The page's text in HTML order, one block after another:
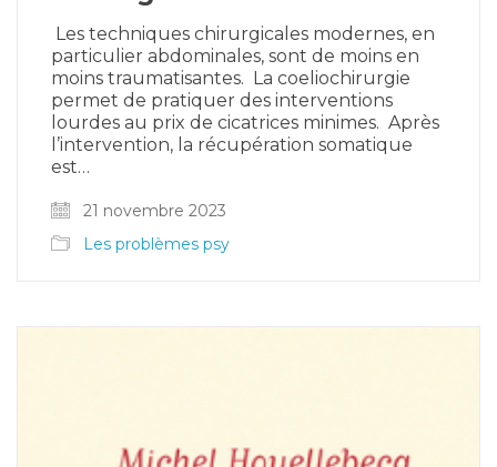
Les techniques chirurgicales modernes, en
particulier abdominales, sont de moins en
moins traumatisantes. La coeliochirurgie
permet de pratiquer des interventions
lourdes au prix de cicatrices minimes. Après
l’intervention, la récupération somatique
est…
21 novembre 2023
Les problèmes psy